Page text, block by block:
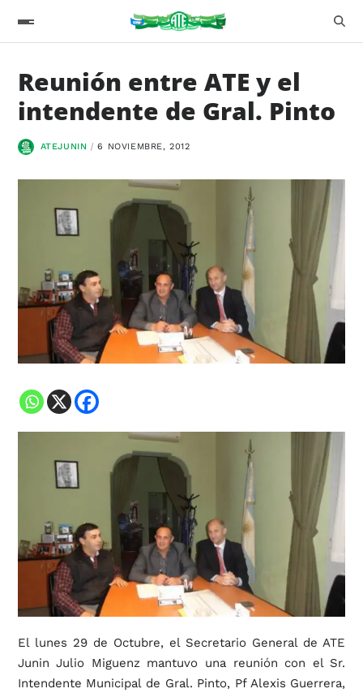
Reunión entre ATE y el
intendente de Gral. Pinto
ATEJUNIN 6 NOVIEMBRE, 2012
El lunes 29 de Octubre, el Secretario General de ATE
Junin Julio Miguenz mantuvo una reunión con el Sr.
Intendente Municipal de Gral. Pinto, Pf Alexis Guerrera,